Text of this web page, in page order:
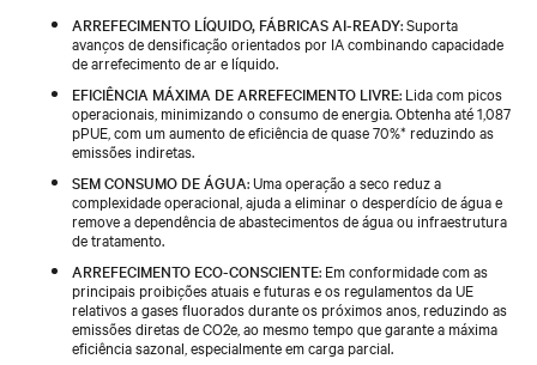
ARREFECIMENTO LÍQUIDO, FÁBRICAS AI-READY: Suporta
avanços de densificação orientados por IA combinando capacidade
de arrefecimento de ar e líquido.
EFICIÊNCIA MÁXIMA DE ARREFECIMENTO LIVRE: Lida com picos
operacionais, minimizando o consumo de energia. Obtenha até 1,087
pPUE, com um aumento de eficiência de quase 70%* reduzindo as
emissões indiretas.
SEM CONSUMO DE ÁGUA: Uma operação a seco reduz a
complexidade operacional, ajuda a eliminar o desperdício de água e
remove a dependência de abastecimentos de água ou infraestrutura
de tratamento.
ARREFECIMENTO ECO-CONSCIENTE: Em conformidade com as
principais proibições atuais e futuras e os regulamentos da UE
relativos a gases fluorados durante os próximos anos, reduzindo as
emissões diretas de CO2e, ao mesmo tempo que garante a máxima
eficiência sazonal, especialmente em carga parcial.